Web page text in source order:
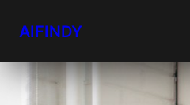
AIFINDY